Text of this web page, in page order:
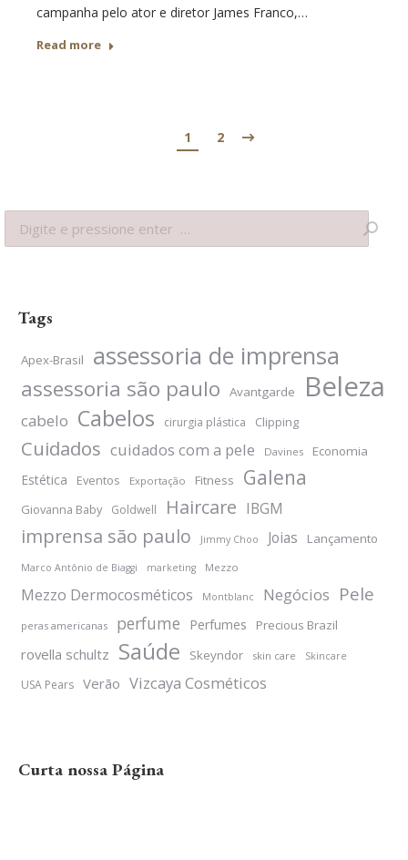
campanha pelo ator e diretor James Franco,…
Read more
1 2
Search:
Tags
Apex-Brasil assessoria de imprensa
assessoria são paulo Avantgarde Beleza
cabelo Cabelos cirurgia plástica Clipping
Cuidados cuidados com a pele Davines Economia
Estética Eventos Exportação Fitness Galena
Giovanna Baby Goldwell Haircare IBGM
imprensa são paulo Jimmy Choo Joias Lançamento
Marco Antônio de Biaggi marketing Mezzo
Mezzo Dermocosméticos Montblanc Negócios Pele
peras americanas perfume Perfumes Precious Brazil
rovella schultz Saúde Skeyndor skin care Skincare
USA Pears Verão Vizcaya Cosméticos
Curta nossa Página